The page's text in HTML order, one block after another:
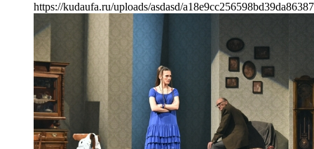
https://kudaufa.ru/uploads/asdasd/